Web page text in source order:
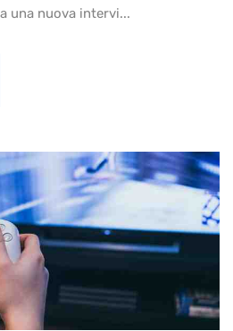
una nuova intervi...